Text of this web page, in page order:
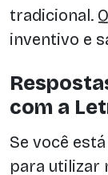
tradicional.
inventivo e
com a
Se você
para utilizar